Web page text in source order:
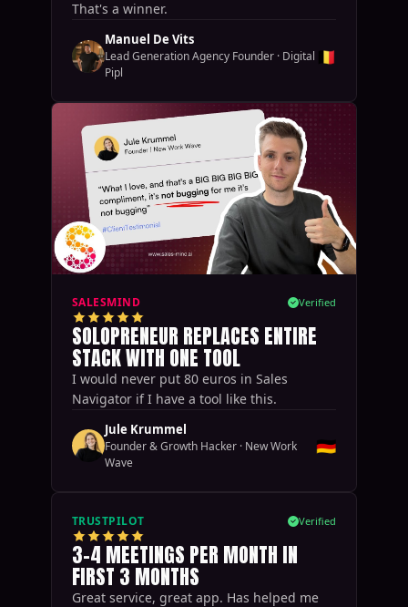
That's a winner.
Manuel De Vits
Lead Generation Agency Founder · Digital
Pipl
🇧🇪
SALESMIND Verified
SOLOPRENEUR REPLACES ENTIRE
STACK WITH ONE TOOL
I would never put 80 euros in Sales
Navigator if I have a tool like this.
Jule Krummel
Founder & Growth Hacker · New Work
Wave
🇩🇪
TRUSTPILOT Verified
3-4 MEETINGS PER MONTH IN
FIRST 3 MONTHS
Great service, great app. Has helped me